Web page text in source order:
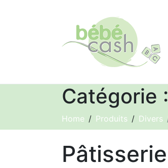
Catégorie :
Home Produits Divers
Pâtisserie